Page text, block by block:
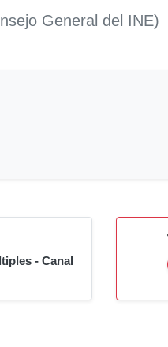
General del INE)
- Canal